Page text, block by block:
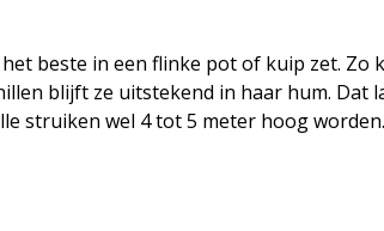
beste in een flinke pot of kuip zet. Zo
blijft ze uitstekend in haar hum. Dat
struiken wel 4 tot 5 meter hoog